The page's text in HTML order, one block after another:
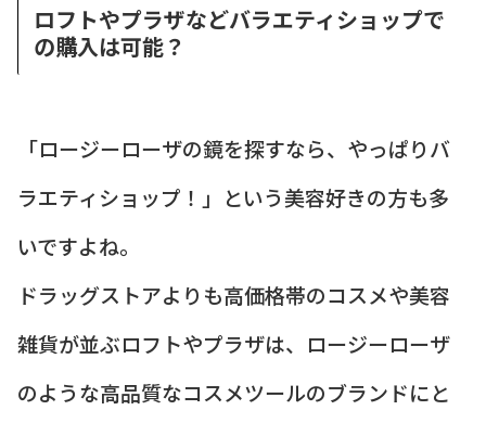
ロフトやプラザなどバラエティショップで
の購入は可能？
「ロージーローザの鏡を探すなら、やっぱりバ
ラエティショップ！」という美容好きの方も多
いですよね。
ドラッグストアよりも高価格帯のコスメや美容
雑貨が並ぶロフトやプラザは、ロージーローザ
のような高品質なコスメツールのブランドにと